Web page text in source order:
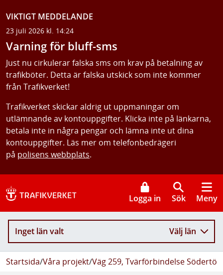
VIKTIGT MEDDELANDE
23 juli 2026 kl. 14:24
Varning för bluff-sms
Just nu cirkulerar falska sms om krav på betalning av
trafikböter. Detta är falska utskick som inte kommer
från Trafikverket!
Trafikverket skickar aldrig ut uppmaningar om
utlämnande av kontouppgifter. Klicka inte på länkarna,
betala inte in några pengar och lämna inte ut dina
kontouppgifter. Läs mer om telefonbedrägeri
på polisens webbplats.
Logga in Sök Meny
Inget län valt Välj län
Startsida/Våra projekt/Väg 259, Tvärförbindelse